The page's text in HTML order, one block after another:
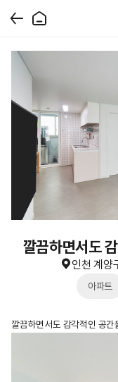
깔끔하면서도
인천 계양
아파트
깔끔하면서도 감각적인 공